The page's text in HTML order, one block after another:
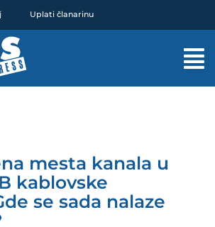
Uplati članarinu
mesta kanala u
kablovske
se sada nalaze